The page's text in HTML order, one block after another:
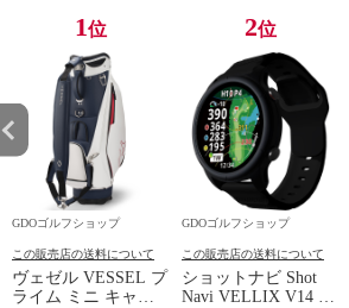
1位
GDOゴルフショップ
この販売店の送料について
ヴェゼル VESSEL プ
ライム ミニ キャデ
2位
GDOゴルフショップ
この販売店の送料について
ショットナビ Shot
Navi VELLIX V14 ブ